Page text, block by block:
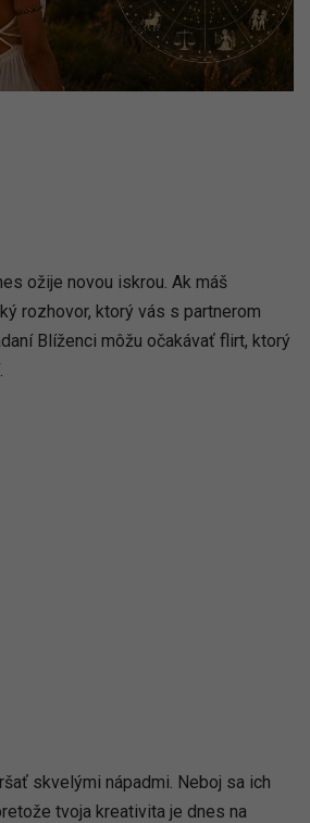
ožije novou iskrou. Ak máš
rozhovor, ktorý vás s partnerom
Blíženci môžu očakávať flirt, ktorý
skvelými nápadmi. Neboj sa ich
tvoja kreativita je dnes na